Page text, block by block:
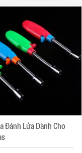
Đánh Lửa Dành Cho